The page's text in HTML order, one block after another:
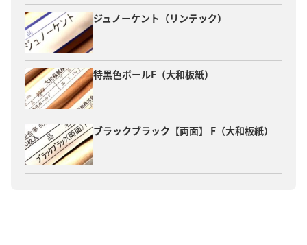
ジュノーケント（リンテック）
特黒色ボールF（大和板紙）
ブラックブラック【両面】 F（大和板紙）